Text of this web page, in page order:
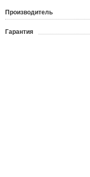
Производитель
Гарантия